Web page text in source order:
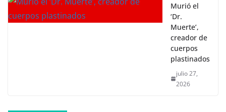
Murió el
‘Dr.
Muerte’,
creador de
cuerpos
plastinados
julio 27,
2026